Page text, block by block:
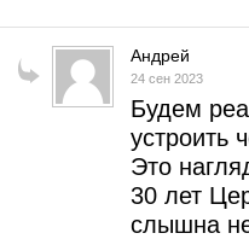
Андрей
24 сен 2023
Будем
устроить
Это
30 лет
слышна